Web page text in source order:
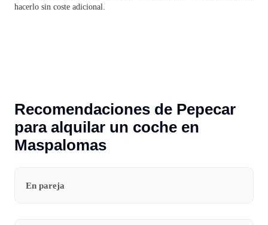
hacerlo sin coste adicional.
Recomendaciones de Pepecar
para alquilar un coche en
Maspalomas
En pareja